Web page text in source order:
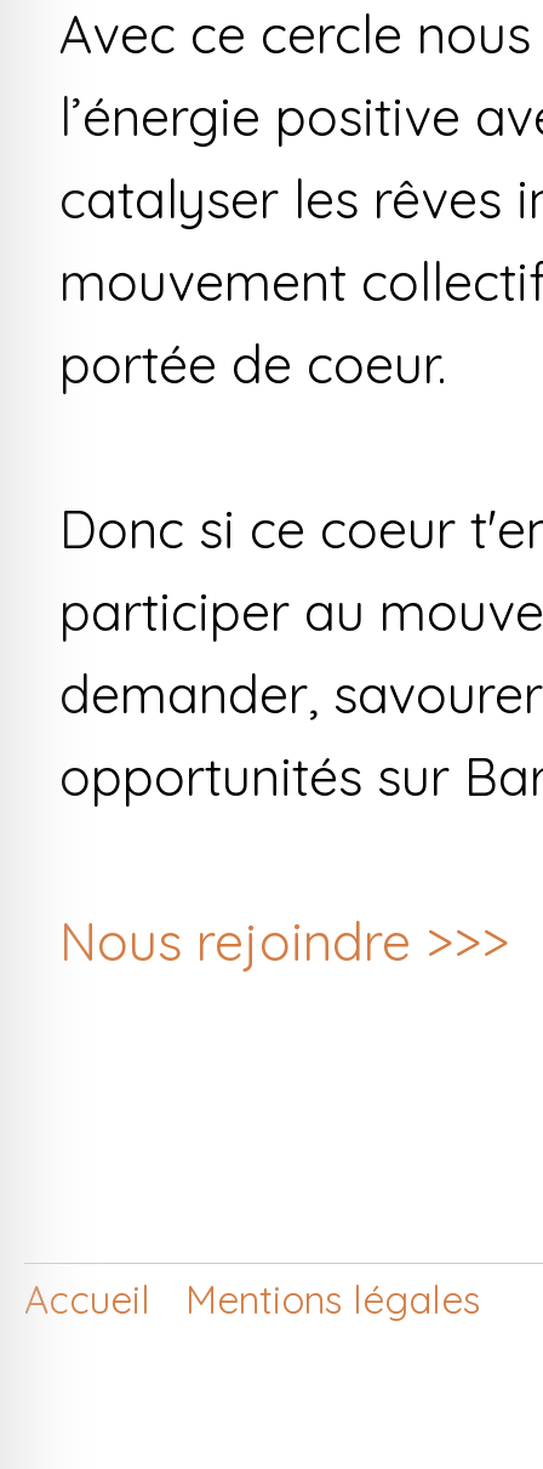
Avec ce cercle
l’énergie positive
catalyser les rêves
mouvement
portée de coeur.
Donc si ce coeur
participer au
demander,
opportunités sur
Nous rejoindre >>>
Accueil Mentions légales